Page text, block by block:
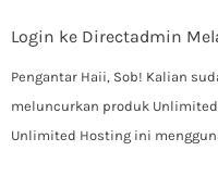
Login ke Directadmin
Pengantar Haii, Sob! Kalian
meluncurkan produk
Unlimited Hosting ini